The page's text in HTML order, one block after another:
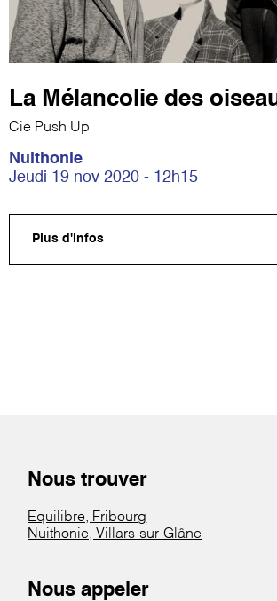
La Mélancolie des
Cie Push Up
Nuithonie
Jeudi 19 nov 2020 - 12h15
Plus d'infos
Nous trouver
Equilibre, Fribourg
Nuithonie, Villars-sur-Glâne
Nous appeler